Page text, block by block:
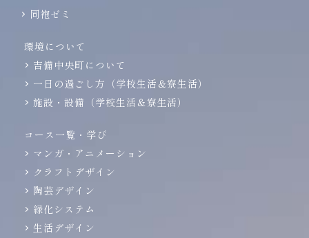
同袍ゼミ
環境について
吉備中央町について
一日の過ごし方（学校生活＆寮生活）
施設・設備（学校生活＆寮生活）
コース一覧・学び
マンガ・アニメーション
クラフトデザイン
陶芸デザイン
緑化システム
生活デザイン